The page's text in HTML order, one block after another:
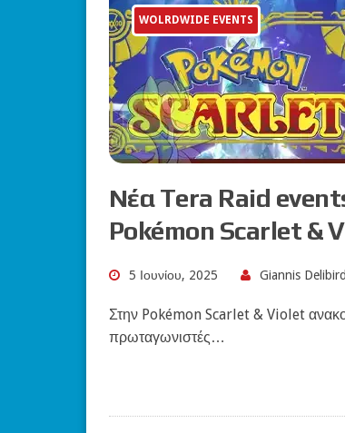
WOLRDWIDE EVENTS
Νέα Tera Raid
Pokémon Scarlet &
5 Ιουνίου, 2025 Giannis Delibird
Στην Pokémon Scarlet & Violet
πρωταγωνιστές…